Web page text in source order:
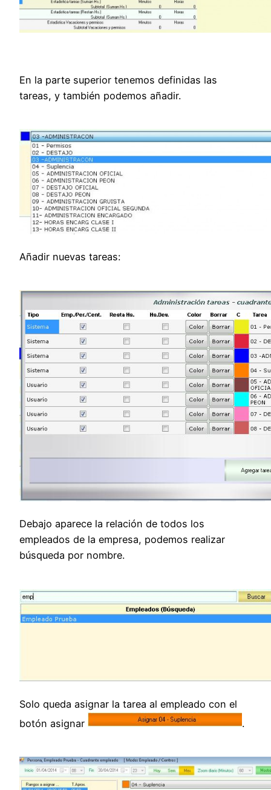
En la parte superior tenemos definidas las
tareas, y también podemos añadir.
Añadir nuevas tareas:
Debajo aparece la relación de todos los
empleados de la empresa, podemos realizar
búsqueda por nombre.
Solo queda asignar la tarea al empleado con el
botón asignar
.